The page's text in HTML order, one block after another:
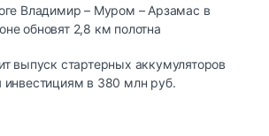
Владимир – Муром – Арзамас в
обновят 2,8 км полотна
выпуск стартерных аккумуляторов
инвестициям в 380 млн руб.